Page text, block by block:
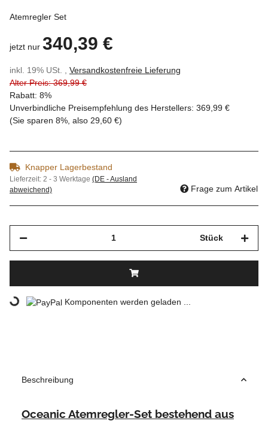
Atemregler Set
jetzt nur 340,39 €
inkl. 19% USt. , Versandkostenfreie Lieferung
Alter Preis: 369,99 €
Rabatt: 8%
Unverbindliche Preisempfehlung des Herstellers: 369,99 €
(Sie sparen 8% , also 29,60 €)
Knapper Lagerbestand
Lieferzeit: 2 - 3 Werktage (DE - Ausland
abweichend)
Frage zum Artikel
Stück
Loading... Komponenten werden geladen ...
Beschreibung
Oceanic Atemregler-Set bestehend aus